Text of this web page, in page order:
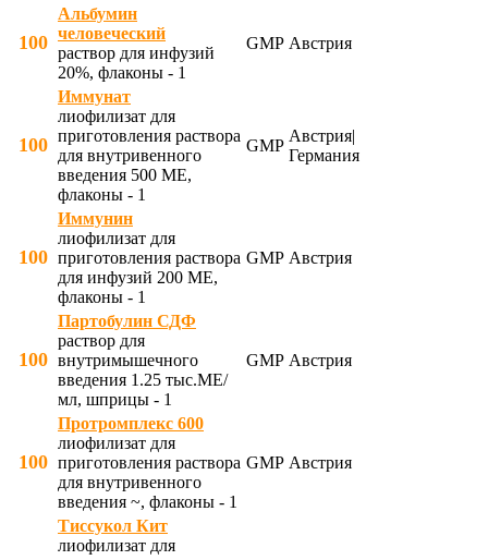
100
Альбумин
человеческий
раствор для инфузий
20%, флаконы - 1
GMP Австрия
100
Иммунат
лиофилизат для
приготовления раствора
для внутривенного
введения 500 МЕ,
флаконы - 1
GMP
Австрия|
Германия
100
Иммунин
лиофилизат для
приготовления раствора
для инфузий 200 МЕ,
флаконы - 1
GMP Австрия
100
Партобулин СДФ
раствор для
внутримышечного
введения 1.25 тыс.МЕ/
мл, шприцы - 1
GMP Австрия
100
Протромплекс 600
лиофилизат для
приготовления раствора
для внутривенного
введения ~, флаконы - 1
GMP Австрия
Тиссукол Кит
лиофилизат для